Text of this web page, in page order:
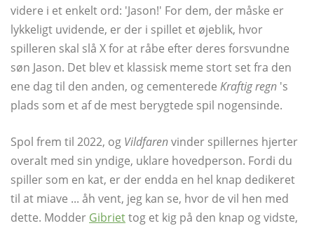
videre i et enkelt ord: 'Jason!' For dem, der måske er
lykkeligt uvidende, er der i spillet et øjeblik, hvor
spilleren skal slå X for at råbe efter deres forsvundne
søn Jason. Det blev et klassisk meme stort set fra den
ene dag til den anden, og cementerede Kraftig regn 's
plads som et af de mest berygtede spil nogensinde.
Spol frem til 2022, og Vildfarenvinder spillernes hjerter
overalt med sin yndige, uklare hovedperson. Fordi du
spiller som en kat, er der endda en hel knap dedikeret
til at miave ... åh vent, jeg kan se, hvor de vil hen med
dette. Modder Gibriettog et kig på den knap og vidste,